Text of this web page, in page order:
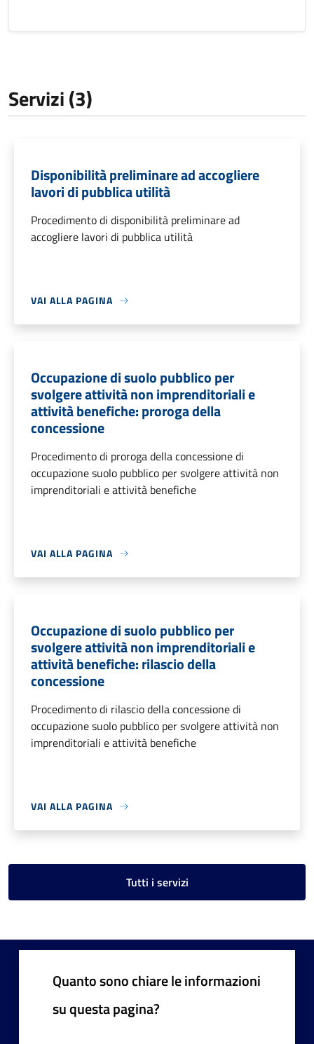
Servizi (3)
Disponibilità preliminare ad accogliere
lavori di pubblica utilità
Procedimento di disponibilità preliminare ad
accogliere lavori di pubblica utilità
VAI ALLA PAGINA
Occupazione di suolo pubblico per
svolgere attività non imprenditoriali e
attività benefiche: proroga della
concessione
Procedimento di proroga della concessione di
occupazione suolo pubblico per svolgere attività non
imprenditoriali e attività benefiche
VAI ALLA PAGINA
Occupazione di suolo pubblico per
svolgere attività non imprenditoriali e
attività benefiche: rilascio della
concessione
Procedimento di rilascio della concessione di
occupazione suolo pubblico per svolgere attività non
imprenditoriali e attività benefiche
VAI ALLA PAGINA
Tutti i servizi
Quanto sono chiare le informazioni
su questa pagina?